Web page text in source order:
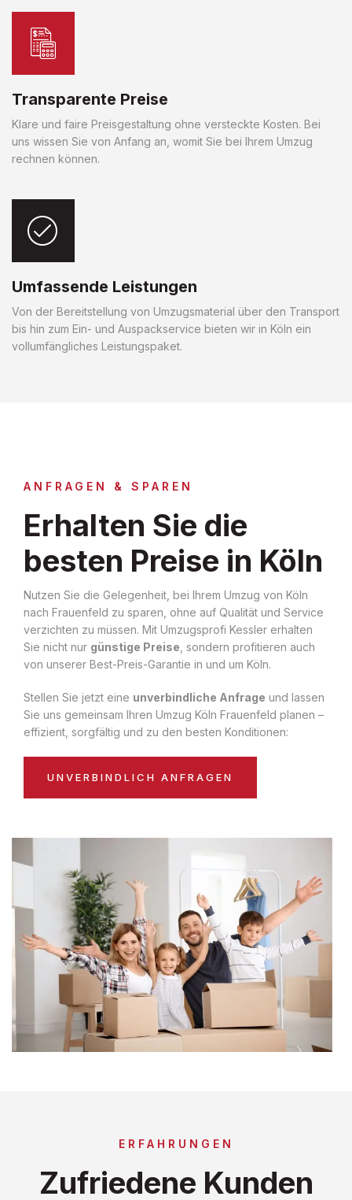
Transparente Preise
Klare und faire Preisgestaltung ohne versteckte Kosten. Bei
uns wissen Sie von Anfang an, womit Sie bei Ihrem Umzug
rechnen können.
Umfassende Leistungen
Von der Bereitstellung von Umzugsmaterial über den Transport
bis hin zum Ein- und Auspackservice bieten wir in Köln ein
vollumfängliches Leistungspaket.
ANFRAGEN & SPAREN
Erhalten Sie die
besten Preise in Köln
Nutzen Sie die Gelegenheit, bei Ihrem Umzug von Köln
nach Frauenfeld zu sparen, ohne auf Qualität und Service
verzichten zu müssen. Mit Umzugsprofi Kessler erhalten
Sie nicht nur günstige Preise , sondern profitieren auch
von unserer Best-Preis-Garantie in und um Köln.
Stellen Sie jetzt eine unverbindliche Anfrage und lassen
Sie uns gemeinsam Ihren Umzug Köln Frauenfeld planen –
effizient, sorgfältig und zu den besten Konditionen:
UNVERBINDLICH ANFRAGEN
ERFAHRUNGEN
Zufriedene Kunden